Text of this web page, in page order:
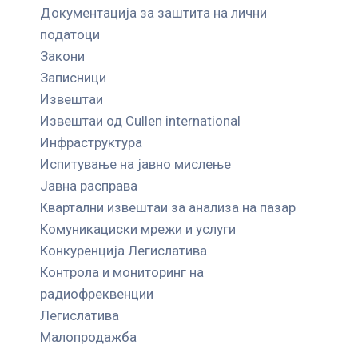
Документација за заштита на лични
податоци
Закони
Записници
Извештаи
Извештаи од Cullen international
Инфраструктура
Испитување на јавно мислење
Јавна расправа
Квартални извештаи за анализа на пазар
Комуникациски мрежи и услуги
Конкуренција Легислатива
Контрола и мониторинг на
радиофреквенции
Легислатива
Малопродажба